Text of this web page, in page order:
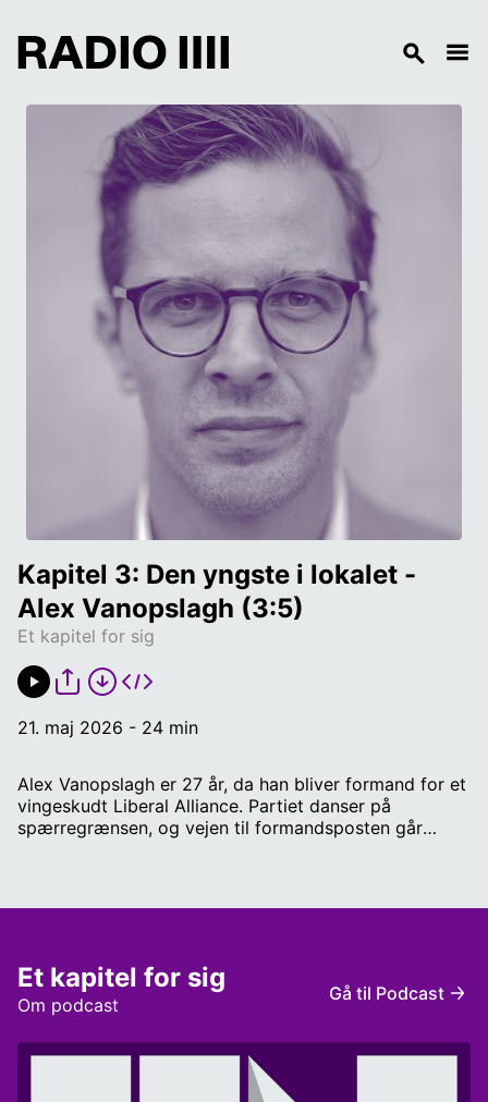
Et kapitel for sig
Kapitel 3: Den yngste i lokalet -
Alex Vanopslagh (3:5)
21. maj 2026 - 24 min
Alex Vanopslagh er 27 år, da han bliver formand for et
vingeskudt Liberal Alliance. Partiet danser på
spærregrænsen, og vejen til formandsposten går
være partileder for et parti i krise skal vise sig at
Bech
Om podcast
Et kapitel for sig Gå til Podcast